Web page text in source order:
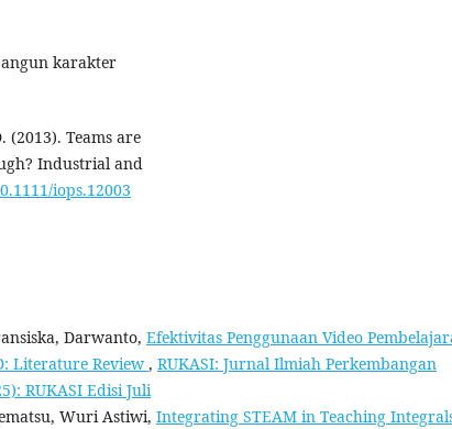
karakter
(2013). Teams are
Industrial and
iops.12003
Darwanto, Efektivitas Penggunaan Video
Literature Review , RUKASI: Jurnal Ilmiah Perkembangan
RUKASI Edisi Juli
Wuri Astiwi, Integrating STEAM in Teaching